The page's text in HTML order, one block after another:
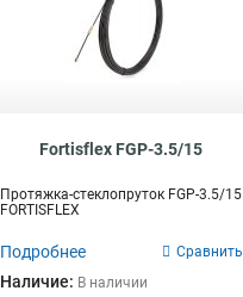
Fortisflex FGP-3.5/15
Протяжка-стеклопруток FGP-3.5/15
FORTISFLEX
Подробнее Сравнить
Наличие: В наличии